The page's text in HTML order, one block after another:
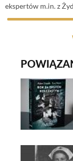
ekspertów m.in. z